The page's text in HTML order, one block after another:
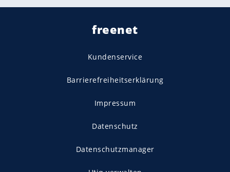
freenet
Kundenservice
Barrierefreiheitserklärung
Impressum
Datenschutz
Datenschutzmanager